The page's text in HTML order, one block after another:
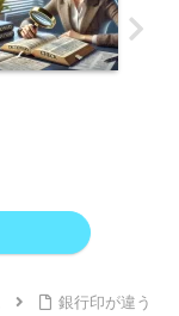
銀行印が違う